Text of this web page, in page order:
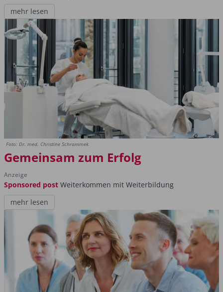
mehr lesen
Foto: Dr. med. Christine Schrammek
Gemeinsam zum Erfolg
Anzeige
Sponsored post Weiterkommen mit Weiterbildung
mehr lesen